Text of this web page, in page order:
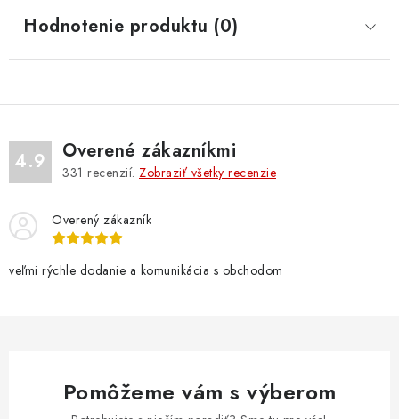
Hodnotenie produktu (0)
4.9 Overené zákazníkmi
331 recenzií. Zobraziť všetky recenzie
Overený zákazník
veľmi rýchle dodanie a komunikácia s obchodom
Pomôžeme vám s výberom